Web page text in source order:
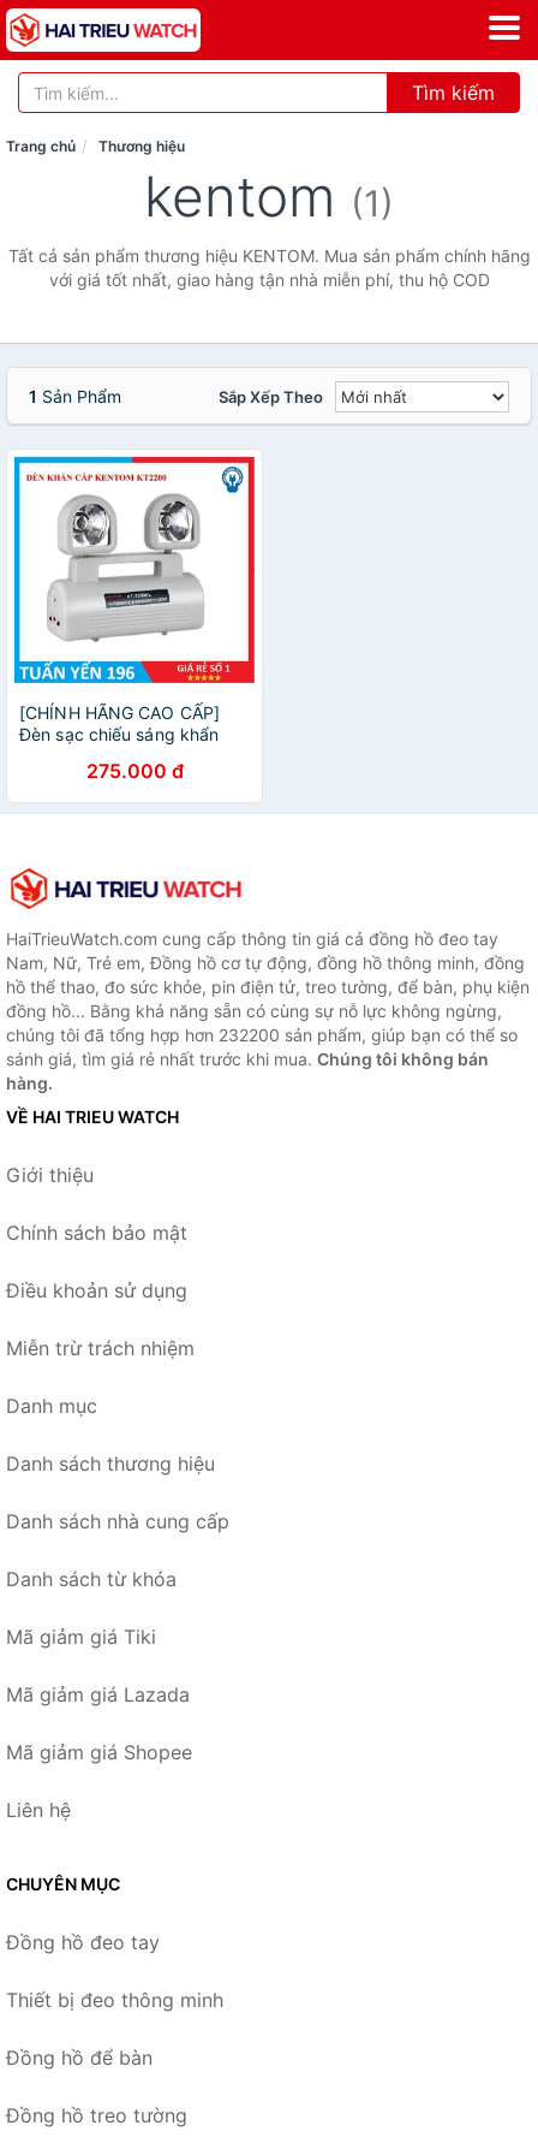
Tìm kiếm
Trang chủ Thương hiệu
kentom (1)
Tất cả sản phẩm thương hiệu KENTOM. Mua sản phẩm chính hãng
với giá tốt nhất, giao hàng tận nhà miễn phí, thu hộ COD
1 Sản Phẩm Sắp Xếp Theo
[CHÍNH HÃNG CAO CẤP]
Đèn sạc chiếu sáng khẩn
275.000 đ
HaiTrieuWatch.com cung cấp thông tin giá cả đồng hồ đeo tay
Nam, Nữ, Trẻ em, Đồng hồ cơ tự động, đồng hồ thông minh, đồng
hồ thể thao, đo sức khỏe, pin điện tử, treo tường, để bàn, phụ kiện
đồng hồ... Bằng khả năng sẵn có cùng sự nỗ lực không ngừng,
chúng tôi đã tổng hợp hơn 232200 sản phẩm, giúp bạn có thể so
sánh giá, tìm giá rẻ nhất trước khi mua. Chúng tôi không bán
hàng.
VỀ HAI TRIEU WATCH
Giới thiệu
Chính sách bảo mật
Điều khoản sử dụng
Miễn trừ trách nhiệm
Danh mục
Danh sách thương hiệu
Danh sách nhà cung cấp
Danh sách từ khóa
Mã giảm giá Tiki
Mã giảm giá Lazada
Mã giảm giá Shopee
Liên hệ
CHUYÊN MỤC
Đồng hồ đeo tay
Thiết bị đeo thông minh
Đồng hồ để bàn
Đồng hồ treo tường